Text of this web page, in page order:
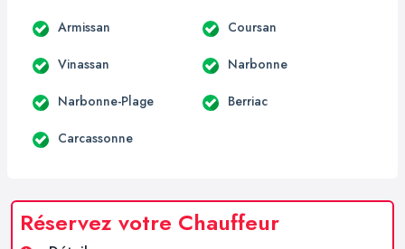
Armissan Coursan
Vinassan Narbonne
Narbonne-Plage Berriac
Carcassonne
Réservez votre Chauffeur